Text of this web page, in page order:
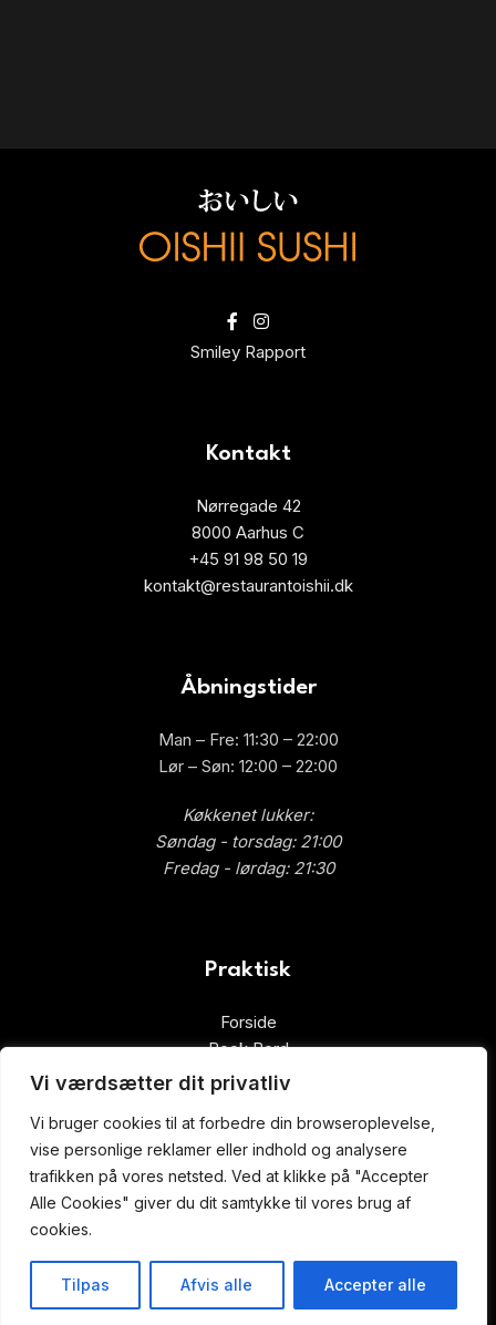
Vi værdsætter dit privatliv
Vi bruger cookies til at forbedre din browseroplevelse,
vise personlige reklamer eller indhold og analysere
trafikken på vores netsted. Ved at klikke på "Accepter
Alle Cookies" giver du dit samtykke til vores brug af
cookies.
Tilpas Afvis alle Accepter alle
Smiley Rapport
Kontakt
Nørregade 42
8000 Aarhus C
+45 91 98 50 19
kontakt@restaurantoishii.dk
Åbningstider
Man – Fre: 11:30 – 22:00
Lør – Søn: 12:00 – 22:00
Køkkenet lukker:
Søndag - torsdag: 21:00
Fredag ​​- lørdag: 21:30
Praktisk
Forside
Book Bord
Takeaway
Ad Libitium
Gavekort
retter.